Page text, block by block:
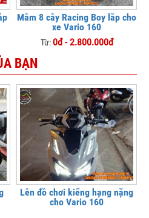
Mâm 8 cây Racing Boy lắp cho
xe Vario 160
Từ:0đ - 2.800.000đ
BẠN
Lên đồ chơi kiểng hạng nặng
cho Vario 160